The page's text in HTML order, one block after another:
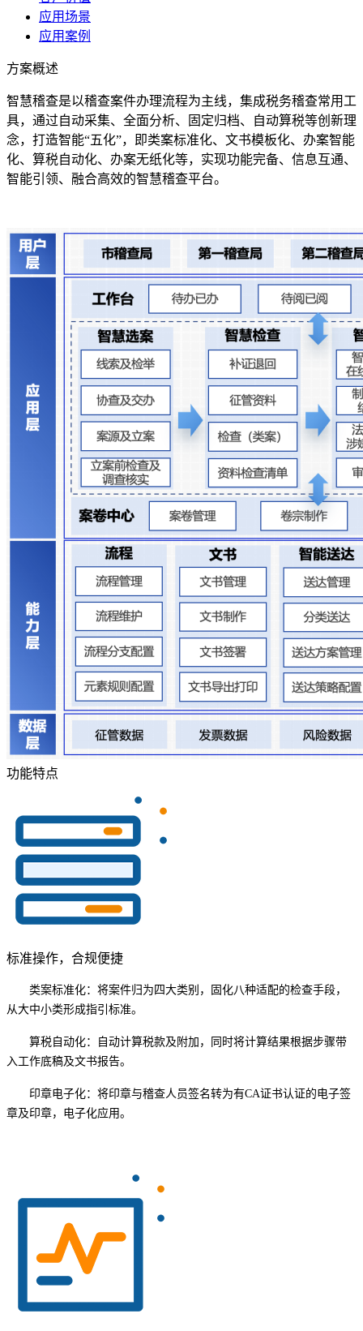
应用场景
应用案例
方案概述
智慧稽查是以稽查案件办理流程为主线，集成税务稽查常用工
具，通过自动采集、全面分析、固定归档、自动算税等创新理
念，打造智能“五化”，即类案标准化、文书模板化、办案智能
化、算税自动化、办案无纸化等，实现功能完备、信息互通、
智能引领、融合高效的智慧稽查平台。
功能特点
标准操作，合规便捷
类案标准化：将案件归为四大类别，固化八种适配的检查手段，
从大中小类形成指引标准。
算税自动化：自动计算税款及附加，同时将计算结果根据步骤带
入工作底稿及文书报告。
印章电子化：将印章与稽查人员签名转为有CA证书认证的电子签
章及印章，电子化应用。